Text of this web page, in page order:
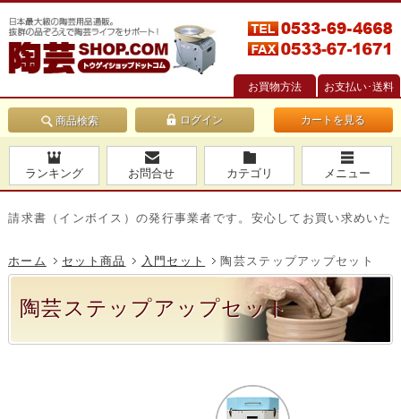
お買物方法 お支払い･送料
商品検索 カートを見る
ランキング お問合せ カテゴリ メニュー
書（インボイス）の発行事業者です。安心してお買い求めいただけ
ホーム セット商品 入門セット 陶芸ステップアップセット
陶芸ステップアップセット